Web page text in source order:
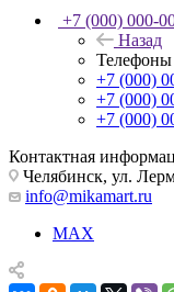
+7 (000) 000-
Назад
Телефоны
+7 (000)
+7 (000)
+7 (000)
Контактная
Челябинск, ул.
info@mikamart.ru
MAX